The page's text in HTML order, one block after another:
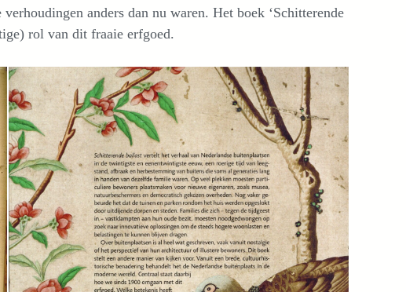
anders dan nu waren. Het boek ‘Schitterende
rol van dit fraaie erfgoed.